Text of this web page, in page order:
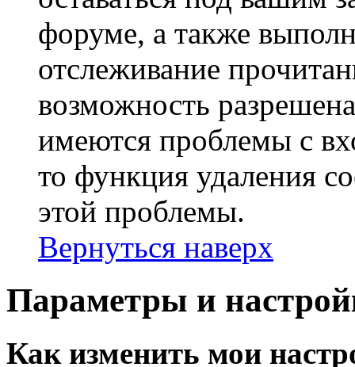
форуме, а также
отслеживание
возможность
имеются проблемы с
то функция удаления
этой проблемы.
Вернуться наверх
Параметры и
Как изменить мои